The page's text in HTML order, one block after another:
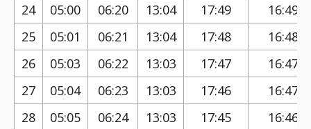
24
05:00 06:20 13:04 17:49
16:49
25
05:01 06:21 13:04 17:48
16:48
26
05:03 06:22 13:03 17:47
16:47
27
05:04 06:23 13:03 17:46
16:47
28
05:05 06:24 13:03 17:45
16:46